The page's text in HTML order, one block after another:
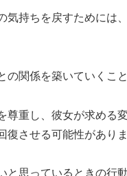
気持ちを戻すためには
の関係を築いていくこ
尊重し、彼女が求める
復させる可能性がありま
と思っているときの行